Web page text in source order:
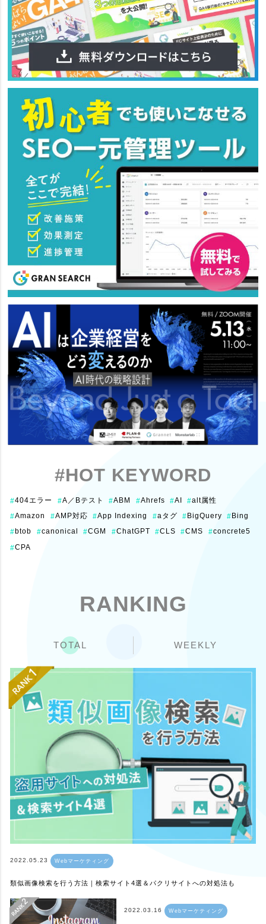
#HOT KEYWORD
#404エラー #A／Bテスト #ABM #Ahrefs #AI #alt属性
#Amazon #AMP対応 #App Indexing #aタグ # BigQuery # Bing
#btob #canonical #CGM #ChatGPT #CLS #CMS #concrete5
#CPA
RANKING
TOTAL WEEKLY
2022.05.23 Webマーケティング
類似画像検索を行う方法｜検索サイト4選＆パクリサイトへの対処法も
2022.03.16 Webマーケティング